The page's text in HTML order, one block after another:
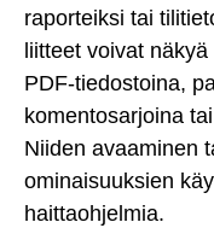
raporteiksi tai
liitteet voivat
PDF-tiedostoina,
komentosarjoina
Niiden avaaminen
ominaisuuksien
haittaohjelmia.